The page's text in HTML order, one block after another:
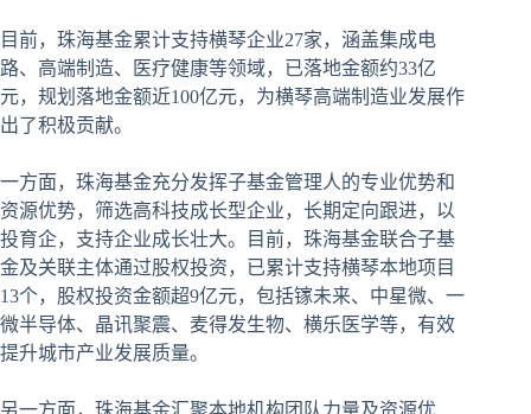
目前，珠海基金累计支持横琴企业27家，涵盖集成电
路、高端制造、医疗健康等领域，已落地金额约33亿
元，规划落地金额近100亿元，为横琴高端制造业发展作
出了积极贡献。
一方面，珠海基金充分发挥子基金管理人的专业优势和
资源优势，筛选高科技成长型企业，长期定向跟进，以
投育企，支持企业成长壮大。目前，珠海基金联合子基
金及关联主体通过股权投资，已累计支持横琴本地项目
13个，股权投资金额超9亿元，包括镓未来、中星微、一
微半导体、晶讯聚震、麦得发生物、横乐医学等，有效
提升城市产业发展质量。
另一方面，珠海基金汇聚本地机构团队力量及资源优